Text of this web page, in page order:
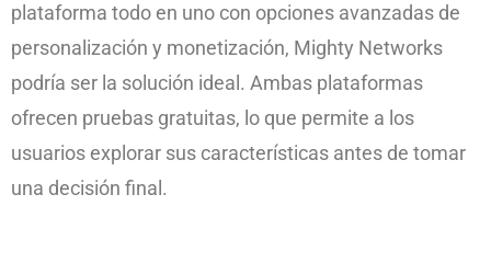
plataforma todo en uno con opciones avanzadas de
personalización y monetización, Mighty Networks
podría ser la solución ideal. Ambas plataformas
ofrecen pruebas gratuitas, lo que permite a los
usuarios explorar sus características antes de tomar
una decisión final.